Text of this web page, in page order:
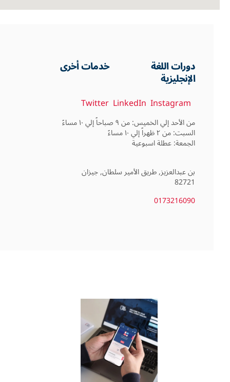
دورات اللغة
الإنجليزية
خدمات أخرى
Instagram
LinkedIn
Twitter
82721
0173216090